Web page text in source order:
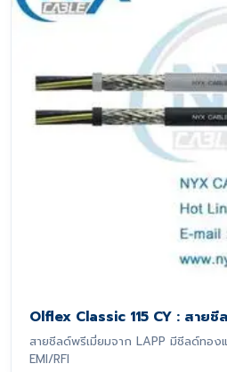
Olflex Classic 115 CY : สายชี
สายชีลด์พรีเมี่ยมจาก LAPP มีชีลด์ทอ
EMI/RFI